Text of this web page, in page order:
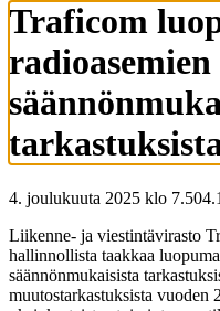
Traficom
radioasemien
4. joulukuuta 2025 klo 7.50
Liikenne- ja viestintävirasto
hallinnollista taakkaa
säännönmukaisista
muutostarkastuksista vuoden